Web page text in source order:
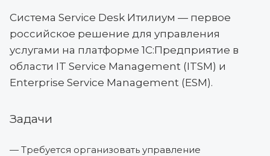
Система Service Desk Итилиум — первое
российское решение для управления
услугами на платформе 1С:Предприятие в
области IT Service Management (ITSM) и
Enterprise Service Management (ESM).
Задачи
— Требуется организовать управление